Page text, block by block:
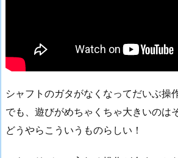
シャフトのガタがなくなってだいぶ操
でも、遊びがめちゃくちゃ大きいのは
どうやらこういうものらしい！